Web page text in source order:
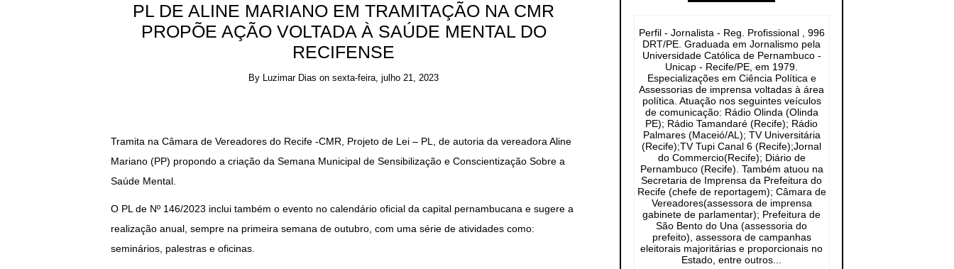
PL DE ALINE MARIANO EM TRAMITAÇÃO NA CMR
PROPÕE AÇÃO VOLTADA À SAÚDE MENTAL DO
RECIFENSE
By Luzimar Dias onsexta-feira, julho 21, 2023
Tramita na Câmara de Vereadores do Recife -CMR, Projeto de Lei – PL, de autoria da vereadora Aline
Mariano (PP) propondo a criação da Semana Municipal de Sensibilização e Conscientização Sobre a
Saúde Mental.
O PL de Nº 146/2023 inclui também o evento no calendário oficial da capital pernambucana e sugere a
realização anual, sempre na primeira semana de outubro, com uma série de atividades como:
seminários, palestras e oficinas.
Perfil - Jornalista - Reg. Profissional , 996
DRT/PE. Graduada em Jornalismo pela
Universidade Católica de Pernambuco -
Unicap - Recife/PE, em 1979.
Especializações em Ciência Política e
Assessorias de imprensa voltadas à área
política. Atuação nos seguintes veículos
de comunicação: Rádio Olinda (Olinda
PE); Rádio Tamandaré (Recife); Rádio
Palmares (Maceió/AL); TV Universitária
(Recife);TV Tupi Canal 6 (Recife);Jornal
do Commercio(Recife); Diário de
Pernambuco (Recife). Também atuou na
Secretaria de Imprensa da Prefeitura do
Recife (chefe de reportagem); Câmara de
Vereadores(assessora de imprensa
gabinete de parlamentar); Prefeitura de
São Bento do Una (assessoria do
prefeito), assessora de campanhas
eleitorais majoritárias e proporcionais no
Estado, entre outros...